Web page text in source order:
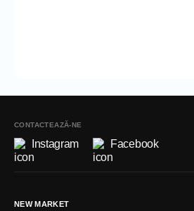
CONTACTEAZĂ-NE
Instagram Facebook
NEW MARKET